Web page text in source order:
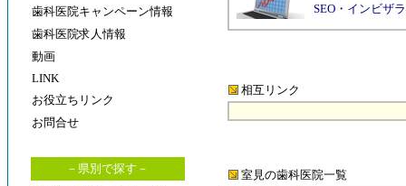
歯科医院キャンペーン情報
歯科医院求人情報
動画
LINK
お役立ちリンク
お問合せ
－県別で探す－
SEO ・ インビザ
相互リンク
室見の歯科医院一覧